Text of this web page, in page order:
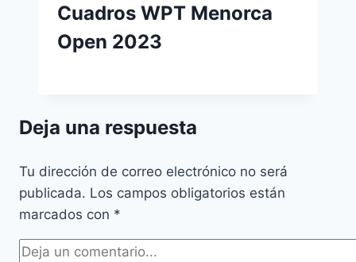
Cuadros WPT Menorca
Open 2023
Deja una respuesta
Tu dirección de correo electrónico no será
publicada. Los campos obligatorios están
marcados con *